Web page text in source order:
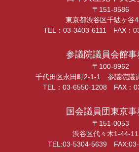
〒151-8586
東京都渋谷区千駄ヶ谷
TEL：03-3403-6111 FAX：
参議院議員会館事
〒100-8962
千代田区永田町2-1-1 参議院議
TEL：03-6550-1208 FAX：
国会議員団東京
〒151-0053
渋谷区代々木1-44-
TEL:03-5304-5639